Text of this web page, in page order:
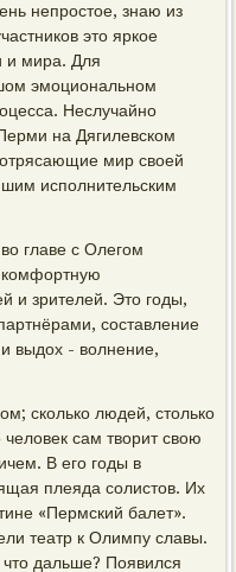
непростое, знаю из
это яркое
и мира. Для
эмоциональном
Неслучайно
на Дягилевском
мир своей
исполнительским
главе с Олегом
и зрителей. Это годы,
составление
выдох - волнение,
сколько людей, столько
сам творит свою
В его годы в
плеяда солистов. Их
«Пермский балет».
театр к Олимпу славы.
дальше? Появился